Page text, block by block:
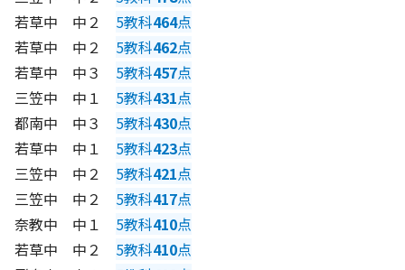
若草中 中２ 5教科464点
若草中 中２ 5教科462点
若草中 中３ 5教科457点
三笠中 中１ 5教科431点
都南中 中３ 5教科430点
若草中 中１ 5教科423点
三笠中 中２ 5教科421点
三笠中 中２ 5教科417点
奈教中 中１ 5教科410点
若草中 中２ 5教科410点